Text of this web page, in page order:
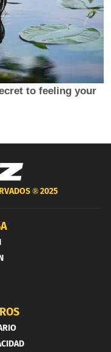
®2025